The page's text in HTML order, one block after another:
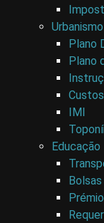
Urbanismo
Plano
Plano
IMI
Educação